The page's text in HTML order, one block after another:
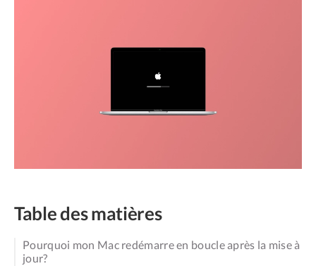
Table des matières
Pourquoi mon Mac redémarre en boucle après la mise à
jour?